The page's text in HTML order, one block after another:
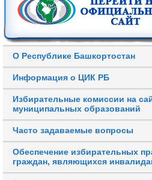
О Республике Башкортостан
Информация о ЦИК РБ
Избирательные комиссии на
муниципальных образований
Часто задаваемые вопросы
Обеспечение избирательных
граждан, являющихся